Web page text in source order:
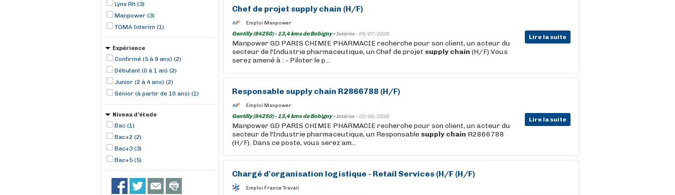
Lynx Rh (3)
Manpower (3)
TOMA Interim (1)
Expérience
Confirmé (5 à 9 ans) (2)
Débutant (0 à 1 an) (2)
Junior (2 à 4 ans) (2)
Sénior (à partir de 10 ans) (1)
Niveau d'étude
Bac (1)
Bac+2 (2)
Bac+3 (3)
Bac+5 (5)
Chef de projet supply chain (H/F)
Emploi Manpower
Gentilly (94250) - 13,4 kms de Bobigny -Intérim - 09/07/2026 Lire la suite
Manpower GD PARIS CHIMIE PHARMACIE recherche pour son client, un acteur du
secteur de l'Industrie pharmaceutique, un Chef de projet supply chain (H/F) Vous
serez amené à : - Piloter le p...
Responsable supply chain R2866788 (H/F)
Emploi Manpower
Gentilly (94250) - 13,4 kms de Bobigny -Intérim - 03/08/2026 Lire la suite
Manpower GD PARIS CHIMIE PHARMACIE recherche pour son client, un acteur du
secteur de l'Industrie pharmaceutique, un Responsable supply chain R2866788
(H/F). Dans ce poste, vous serez am...
Chargé d'organisation logistique - Retail Services (H/F (H/F)
Emploi France Travail